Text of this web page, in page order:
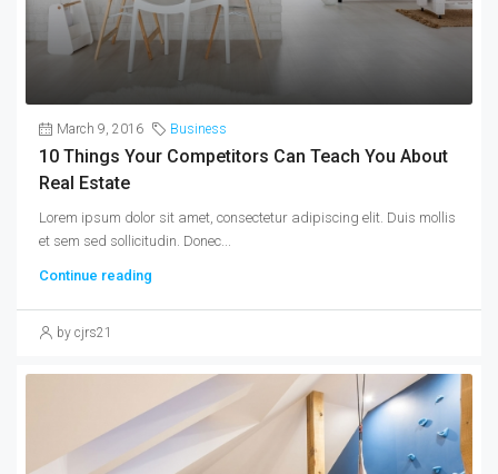
March 9, 2016 Business
10 Things Your Competitors Can Teach You About
Real Estate
Lorem ipsum dolor sit amet, consectetur adipiscing elit. Duis mollis
et sem sed sollicitudin. Donec...
Continue reading
by cjrs21